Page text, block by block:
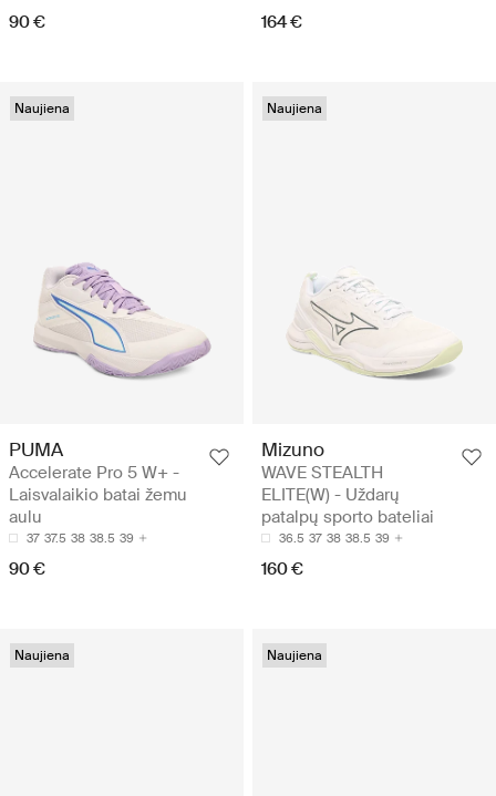
90 € 164 €
Naujiena
PUMA
Accelerate Pro 5 W+ -
Laisvalaikio batai žemu
aulu
37 37.5 38 38.5 39
90 €
Naujiena
Mizuno
WAVE STEALTH
ELITE(W) - Uždarų
patalpų sporto bateliai
36.5 37 38 38.5 39
160 €
Naujiena Naujiena